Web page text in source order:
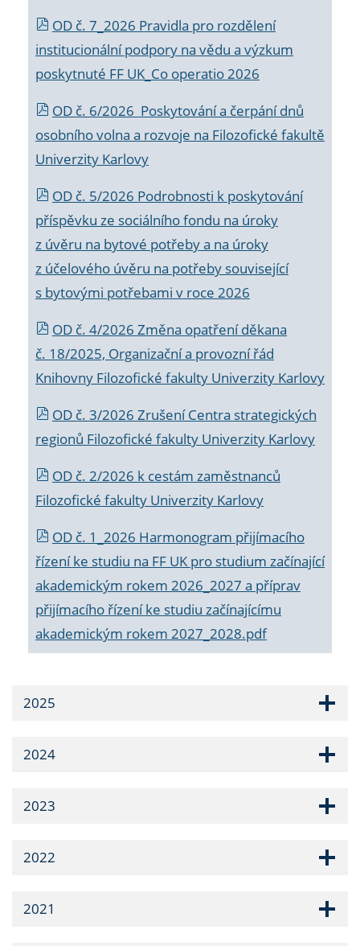
OD č. 7_2026 Pravidla pro rozdělení
institucionální podpory na vědu a výzkum
poskytnuté FF UK_Co operatio 2026
OD č. 6/2026 Poskytování a čerpání dnů
osobního volna a rozvoje na Filozofické fakultě
Univerzity Karlovy
OD č. 5/2026 Podrobnosti k poskytování
příspěvku ze sociálního fondu na úroky
z úvěru na bytové potřeby a na úroky
z účelového úvěru na potřeby související
s bytovými potřebami v roce 2026
OD č. 4/2026 Změna opatření děkana
č. 18/2025, Organizační a provozní řád
Knihovny Filozofické fakulty Univerzity Karlovy
OD č. 3/2026 Zrušení Centra strategických
regionů Filozofické fakulty Univerzity Karlovy
OD č. 2/2026 k cestám zaměstnanců
Filozofické fakulty Univerzity Karlovy
OD č. 1_2026 Harmonogram přijímacího
řízení ke studiu na FF UK pro studium začínající
akademickým rokem 2026_2027 a příprav
přijímacího řízení ke studiu začínajícímu
akademickým rokem 2027_2028.pdf
2025
2024
2023
2022
2021